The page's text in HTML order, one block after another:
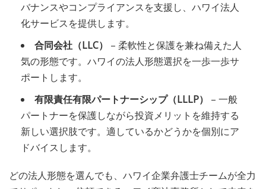
バナンスやコンプライアンスを支援し、ハワイ法人
化サービスを提供します。
合同会社（LLC）
– 柔軟性と保護を兼ね備えた人
気の形態です。ハワイの法人形態選択を一歩一歩サ
ポートします。
有限責任有限パートナーシップ（LLLP）
– 一般
パートナーを保護しながら投資メリットを維持する
新しい選択肢です。適しているかどうかを個別にア
ドバイスします。
どの法人形態を選んでも、ハワイ企業弁護士チームが全力